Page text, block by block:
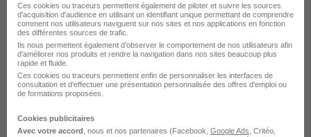
Coutances - 50 Intérim 13 - 16 € / heure 4 mois
Voir l’offre
Ces cookies ou traceurs permettent également de piloter et suivre les sources
d'acquisition d'audience en utilisant un identifiant unique permettant de comprendre
comment nos utilisateurs naviguent sur nos sites et nos applications en fonction
des différentes sources de trafic.
Ils nous permettent également d’observer le comportement de nos utilisateurs afin
d'améliorer nos produits et rendre la navigation dans nos sites beaucoup plus
rapide et fluide.
Ces cookies ou traceurs permettent enfin de personnaliser les interfaces de
consultation et d'effectuer une présentation personnalisée des offres d'emploi ou
de formations proposées.
Cookies publicitaires
Avec votre accord , nous et nos partenaires (Facebook, Google Ads , Critéo,